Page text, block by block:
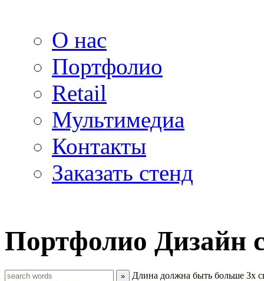
О нас
Портфолио
Retail
Мультимедиа
Контакты
Заказать стенд
Портфолио Дизайн
»
Длина должна быть больше 3х